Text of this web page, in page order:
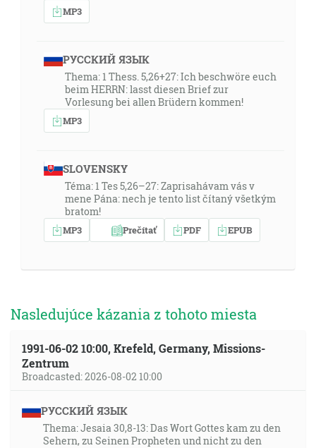
MP3
РУССКИЙ ЯЗЫК
Thema: 1 Thess. 5,26+27: Ich beschwöre euch
beim HERRN: lasst diesen Brief zur
Vorlesung bei allen Brüdern kommen!
MP3
SLOVENSKY
Téma: 1 Tes 5,26–27: Zaprisahávam vás v
mene Pána: nech je tento list čítaný všetkým
bratom!
MP3 Prečítať PDF EPUB
Nasledujúce kázania z tohoto miesta
1991-06-02 10:00, Krefeld, Germany, Missions-
Zentrum
Broadcasted: 2026-08-02 10:00
РУССКИЙ ЯЗЫК
Thema: Jesaia 30,8-13: Das Wort Gottes kam zu den
Sehern, zu Seinen Propheten und nicht zu den